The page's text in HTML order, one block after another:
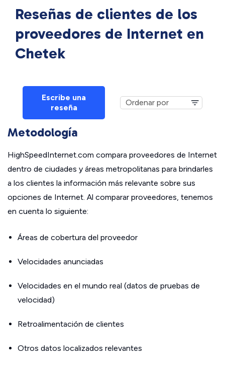
Reseñas de clientes de los
proveedores de Internet en
Chetek
Escribe una
reseña
Metodología
HighSpeedInternet.com compara proveedores de Internet
dentro de ciudades y áreas metropolitanas para brindarles
a los clientes la información más relevante sobre sus
opciones de Internet. Al comparar proveedores, tenemos
en cuenta lo siguiente:
Áreas de cobertura del proveedor
Velocidades anunciadas
Velocidades en el mundo real (datos de pruebas de
velocidad)
Retroalimentación de clientes
Otros datos localizados relevantes